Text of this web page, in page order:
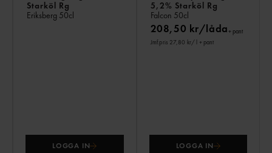
Starköl Rg
Eriksberg 50cl
LOGGA IN
5,2% Starköl Rg
Falcon 50cl
208,50 kr/låda+ pant
Jmf.pris 27,80 kr/ l + pant
LOGGA IN